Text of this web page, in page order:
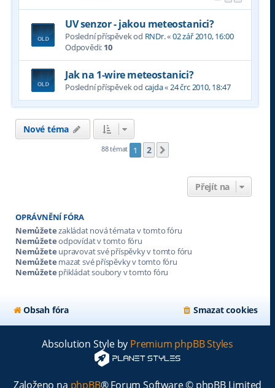
UV senzor - jakou meteostanici?
Poslední příspěvek od RNDr.«02 zář 2010, 16:00
Odpovědi: 10
Jak na 1-wire meteostanici?
Poslední příspěvek od cajda«24 črc 2010, 18:47
Nové téma
88 témat 1 2
Přejít na
OPRÁVNĚNÍ FÓRA
Nemůžetezakládat nová témata v tomto fóru
Nemůžeteodpovídat v tomto fóru
Nemůžete upravovat své příspěvky v tomto fóru
Nemůžete mazat své příspěvky v tomto fóru
Nemůžete přikládat soubory v tomto fóru
Obsah fóra Smazat cookies
Absolution Style by Premium phpBB Styles
Založeno na phpBB® Forum Software © phpBB Limited